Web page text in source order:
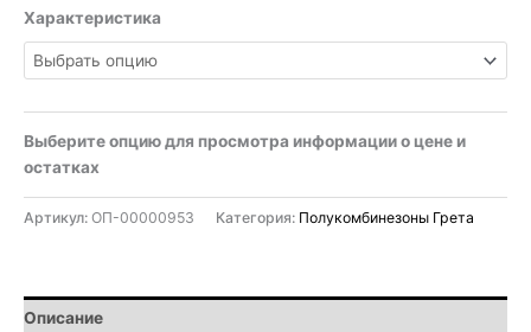
Характеристика
Выберите опцию для просмотра информации о цене и
остатках
Артикул: ОП-00000953 Категория: Полукомбинезоны Грета
Описание